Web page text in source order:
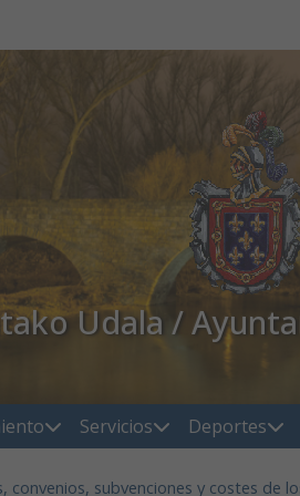
Udala /
Servicios Deportes
convenios, subvenciones y costes de